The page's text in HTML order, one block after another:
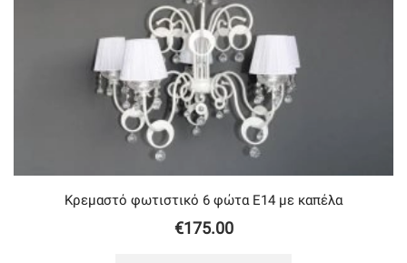
Κρεμαστό φωτιστικό 6 φώτα Ε14 με καπέλα
€175.00